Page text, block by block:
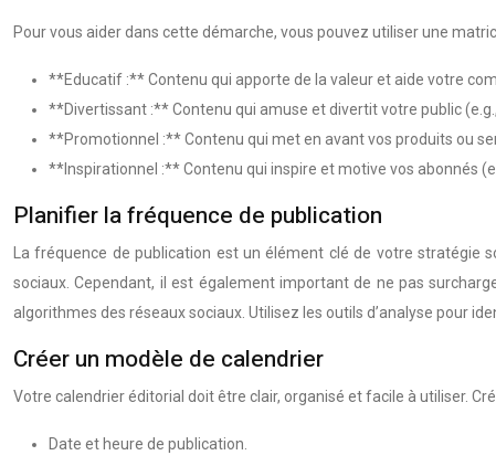
Pour vous aider dans cette démarche, vous pouvez utiliser une
**Educatif :** Contenu qui apporte de la valeur et aide votre
**Divertissant :** Contenu qui amuse et divertit votre public
**Promotionnel :** Contenu qui met en avant vos produits ou
**Inspirationnel :** Contenu qui inspire et motive vos abonnés
Planifier la fréquence de publication
La fréquence de publication est un élément clé de votre
sociaux. Cependant, il est également important de ne pas
algorithmes des réseaux sociaux. Utilisez les outils d’analyse pour
Créer un modèle de calendrier
Votre calendrier éditorial doit être clair, organisé et facile à utiliser.
Date et heure de publication.